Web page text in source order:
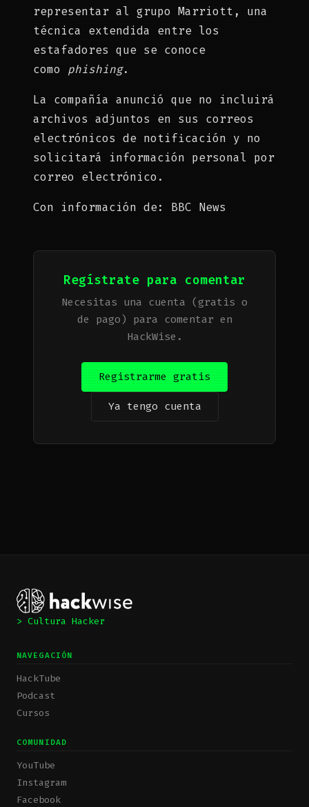
representar al grupo Marriott, una
técnica extendida entre los
estafadores que se conoce
como
phishing.
La compañía anunció que no incluirá
archivos adjuntos en sus correos
electrónicos de notificación y no
solicitará información personal por
correo electrónico.
Con información de: BBC News
Regístrate para comentar
Necesitas una cuenta (gratis o
de pago) para comentar en
HackWise.
Registrarme gratis
Ya tengo cuenta
> Cultura Hacker
NAVEGACIÓN
HackTube
Podcast
Cursos
COMUNIDAD
YouTube
Instagram
Facebook